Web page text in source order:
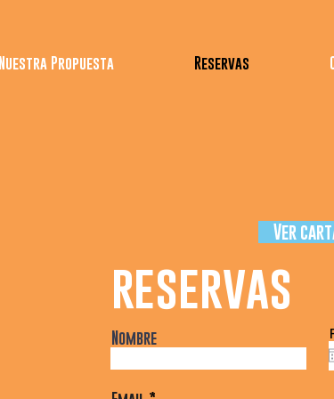
Nuestra Propuesta Reservas
Ver
reservas
Nombre